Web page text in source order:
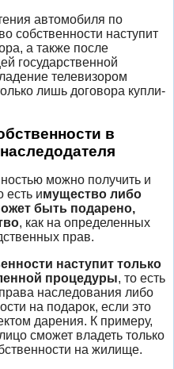
автомобиля по
собственности наступит
а также после
государственной
телевизором
лишь договора купли-
в
можно получить и
есть имущество либо
быть подарено,
, как на определенных
прав.
наступит только
процедуры, то есть
наследования либо
на подарок, если это
дарения. К примеру,
сможет владеть только
на жилище.